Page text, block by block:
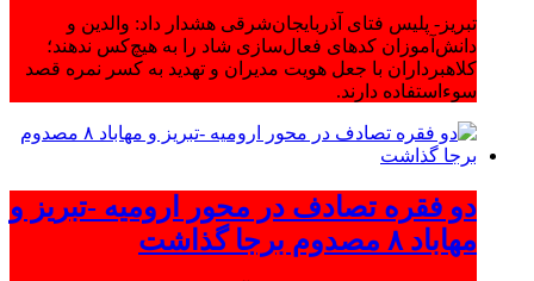
تبریز- پلیس فتای آذربایجان‌شرقی هشدار داد: والدین و
دانش‌آموزان کدهای فعال‌سازی شاد را به هیچ‌کس ندهند؛
کلاهبرداران با جعل هویت مدیران و تهدید به کسر نمره قصد
سوءاستفاده دارند.
دو فقره تصادف در محور ارومیه -تبریز و
مهاباد ۸ مصدوم برجا گذاشت